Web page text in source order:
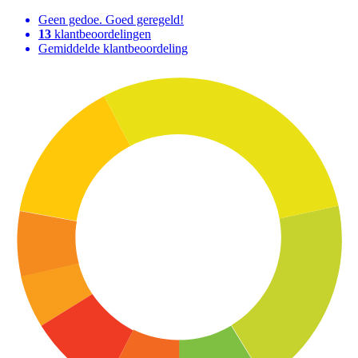
Geen gedoe. Goed geregeld!
13 klantbeoordelingen
Gemiddelde klantbeoordeling